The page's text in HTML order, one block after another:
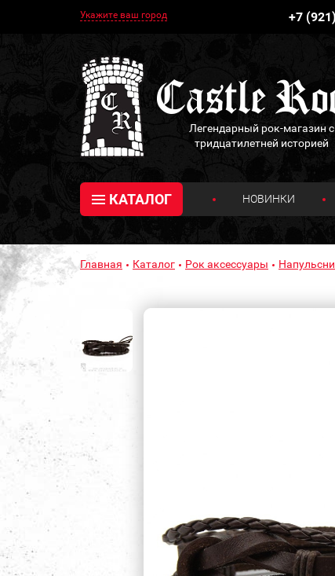
Укажите ваш город +7
Легендарный рок-магазин с
тридцатилетней историей
КАТАЛОГ НОВИНКИ
Главная Каталог Рок аксессуары